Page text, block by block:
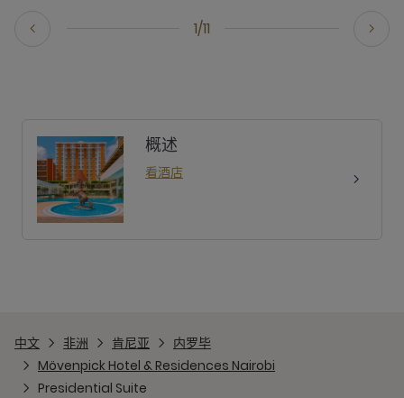
1/11
概述
看酒店
中文 非洲 肯尼亚
内罗毕
Mövenpick Hotel & Residences Nairobi
Presidential Suite